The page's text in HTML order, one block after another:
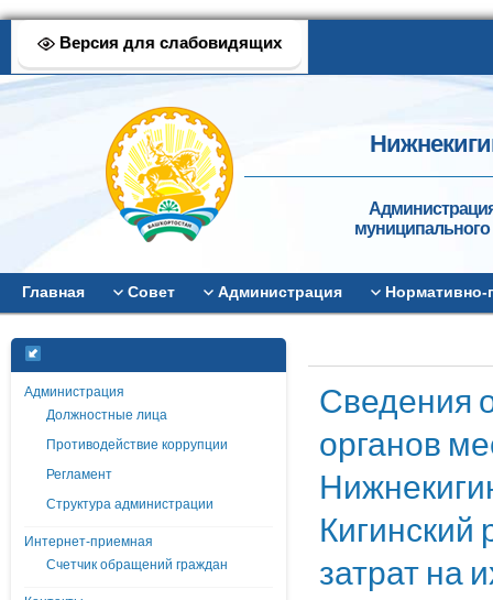
Версия для слабовидящих
муниципального
Главная Совет Администрация
Администрация
Должностные лица
Противодействие коррупции
Регламент
Структура администрации
Интернет-приемная
Счетчик обращений граждан
Сведения
органов
Кигинский
затрат на